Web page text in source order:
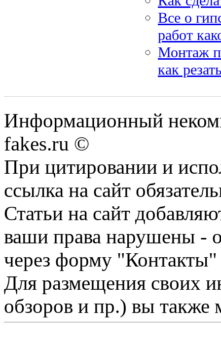
Все о
работ
Монтаж
как
Информационный
fakes.ru ©
При цитировании и
ссылка на сайт
Статьи на сайт
ваши права нарушены -
через форму "Контакты"
Для размещения своих
обзоров и пр.) вы также